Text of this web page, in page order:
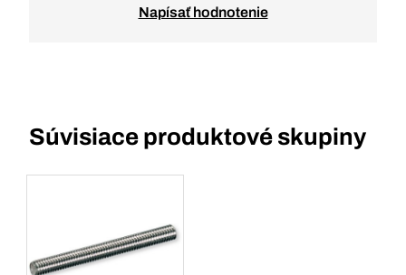
Napísať hodnotenie
Súvisiace produktové skupiny